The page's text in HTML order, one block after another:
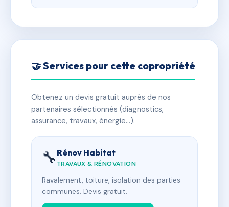
🤝 Services pour cette copropriété
Obtenez un devis gratuit auprès de nos
partenaires sélectionnés (diagnostics,
assurance, travaux, énergie…).
🔧 Rénov Habitat
TRAVAUX & RÉNOVATION
Ravalement, toiture, isolation des parties
communes. Devis gratuit.